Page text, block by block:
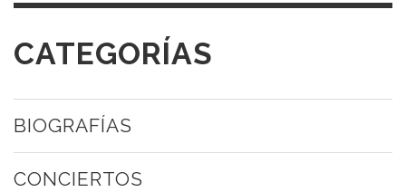
CATEGORÍAS
BIOGRAFÍAS
CONCIERTOS